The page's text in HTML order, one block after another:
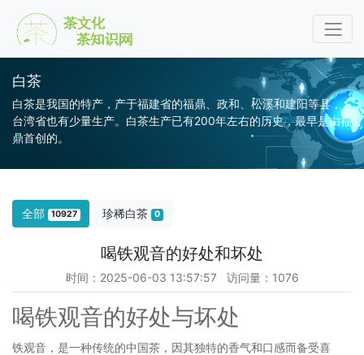
白茶
白茶是我国的特产，产于福建省的福鼎、政和、松溪和建阳等县，
台湾省也有少量生产。白茶生产已有200年左右的历史，最早是由福
鼎首创的。
全部 10927 珍稀白茶 0
喝铁观音的好处和坏处
时间：2025-06-03 13:57:57 访问量：1076
喝铁观音的好处与坏处
铁观音，是一种传统的中国茶，因其独特的香气和口感而备受喜